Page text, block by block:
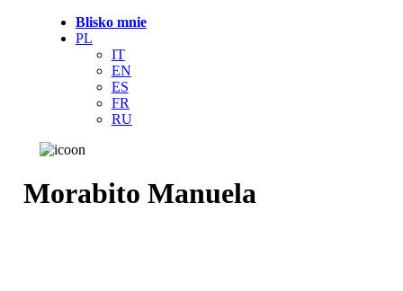
Blisko mnie
PL
IT
EN
ES
FR
RU
Morabito Manuela